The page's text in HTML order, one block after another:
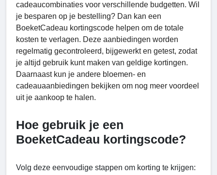
cadeaucombinaties voor verschillende budgetten. Wil
je besparen op je bestelling? Dan kan een
BoeketCadeau kortingscode helpen om de totale
kosten te verlagen. Deze aanbiedingen worden
regelmatig gecontroleerd, bijgewerkt en getest, zodat
je altijd gebruik kunt maken van geldige kortingen.
Daarnaast kun je andere bloemen- en
cadeauaanbiedingen bekijken om nog meer voordeel
uit je aankoop te halen.
Hoe gebruik je een
BoeketCadeau kortingscode?
Volg deze eenvoudige stappen om korting te krijgen: